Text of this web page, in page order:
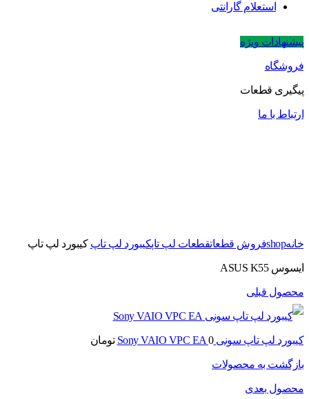
استعلام گارانتی
پیشنهادات ویژه
فروشگاه
پیگیری قطعات
ارتباط با ما
خانهshopفروش قطعاتقطعات لپ تاپکیبورد لپ تاپ کیبورد لپ تاپ
ایسوس ASUS K55
محصول قبلی
کیبورد لپ تاپ سونی Sony VAIO VPC EA0 تومان
بازگشت به محصولات
محصول بعدی